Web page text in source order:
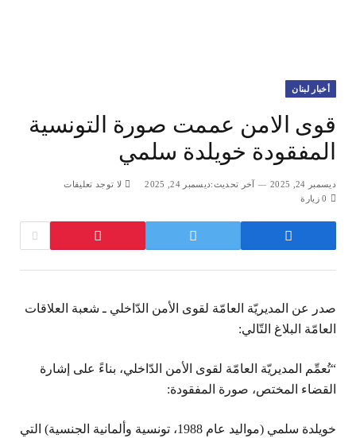
أخبار لبنان
قوى الامن عممت صورة التونسية
المفقودة خويلدة سلمي
ديسمبر 24, 2025 آخر تحديث:ديسمبر 24, 2025
لا توجد تعليقات
0 زيارة
صدر عن المديريّة العامّة لقوى الأمن الدّاخلي ـ شعبة العلاقات
العامّة البلاغ التّالي:
“تُعمِّم المديريّة العامّة لقوى الأمن الدّاخلي، بناءً على إشارة
القضاء المختص، صورة المفقودة:
خويلدة سلمي (مواليد عام 1988، تونسية وألمانية الجنسية) التي